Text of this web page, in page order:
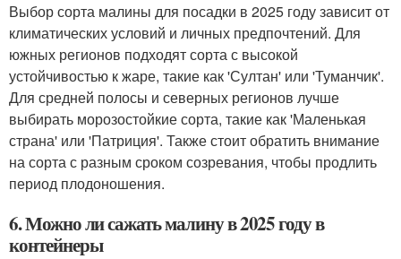
Выбор сорта малины для посадки в 2025 году зависит от
климатических условий и личных предпочтений. Для
южных регионов подходят сорта с высокой
устойчивостью к жаре, такие как 'Султан' или 'Туманчик'.
Для средней полосы и северных регионов лучше
выбирать морозостойкие сорта, такие как 'Маленькая
страна' или 'Патриция'. Также стоит обратить внимание
на сорта с разным сроком созревания, чтобы продлить
период плодоношения.
6. Можно ли сажать малину в 2025 году в
контейнеры